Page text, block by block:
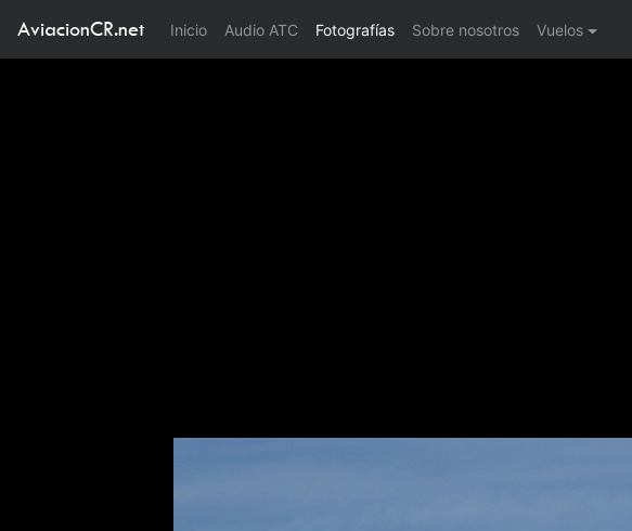
AviacionCR.net Inicio(current)
Audio ATC Fotografías Sobre nosotros Vuelos